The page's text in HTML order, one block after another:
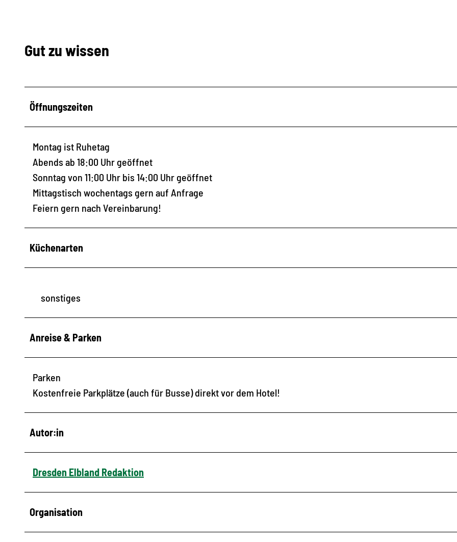
Gut zu wissen
Öffnungszeiten
Montag ist Ruhetag
Abends ab 18:00 Uhr geöffnet
Sonntag von 11:00 Uhr bis 14:00 Uhr geöffnet
Mittagstisch wochentags gern auf Anfrage
Feiern gern nach Vereinbarung!
Küchenarten
sonstiges
Anreise & Parken
Parken
Kostenfreie Parkplätze (auch für Busse) direkt vor dem Hotel!
Autor:in
Dresden Elbland Redaktion
Organisation